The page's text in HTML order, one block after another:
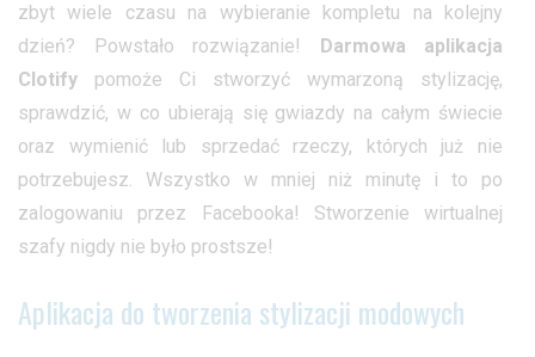
zbyt wiele czasu na wybieranie kompletu na kolejny
dzień? Powstało rozwiązanie!
Darmowa aplikacja
Clotify pomoże Ci stworzyć wymarzoną stylizację,
sprawdzić, w co ubierają się gwiazdy na całym świecie
oraz wymienić lub sprzedać rzeczy, których już nie
potrzebujesz. Wszystko w mniej niż minutę i to po
zalogowaniu przez Facebooka! Stworzenie wirtualnej
szafy nigdy nie było prostsze!
Aplikacja do tworzenia stylizacji modowych